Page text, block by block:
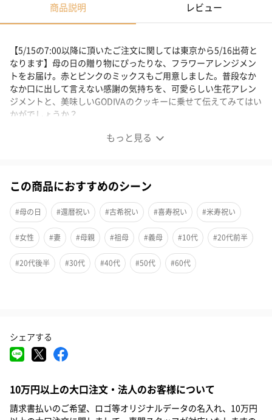
商品説明 レビュー
もっと見る
【5/15の7:00以降に頂いたご注文に関しては東京から5/16出荷と
なります】母の日の贈り物にぴったりな、フラワーアレンジメン
トをお届け。赤とピンクのミックスもご用意しました。普段なか
なか口に出して言えない感謝の気持ちを、可愛らしい生花アレン
ジメントと、美味しいGODIVAのクッキーに乗せて伝えてみてはい
かがでしょうか？
※お花単品でのご購入をご希望のお客様は選択画面にて"セットな
【母の日に贈る】生花アレンジメントとGODIVAクッキー
セット
いつもお世話になっているお母さんへ。
普段なかなか言えない「ありがとう」の気持ちを、贈り物で伝え
※クッキーセットをご選択いただいた場合、販売価格が異なりま
す
生花アレンジメント
この商品におすすめのシーン
#母の日 #還暦祝い #古希祝い #喜寿祝い #米寿祝い
#女性 #妻 #母親 #祖母 #義母 #10代 #20代前半
#20代後半 #30代 #40代 #50代 #60代
シェアする
10万円以上の大口注文・法人のお客様について
請求書払いのご希望、ロゴ等オリジナルデータの名入れ、10万円